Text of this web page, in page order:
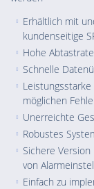
Erhältlich mit
kundenseitige
Hohe
Schnelle
möglichen
Unerreichte
Robustes
Sichere
von
Einfach zu